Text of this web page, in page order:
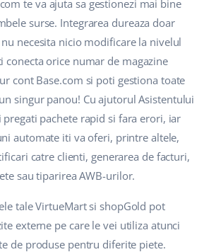
de lucru
electronic
te va ajuta sa gestionezi mai bine
surse. Integrarea dureaza doar
necesita nicio modificare la nivelul
conecta orice numar de magazine
cont Base.com si poti gestiona toate
singur panou! Cu ajutorul Asistentului
pregati pachete rapid si fara erori, iar
automate iti va oferi, printre altele,
catre clienti, generarea de facturi,
sau tiparirea AWB-urilor.
tale VirtueMart si shopGold pot
externe pe care le vei utiliza atunci
de produse pentru diferite piete.